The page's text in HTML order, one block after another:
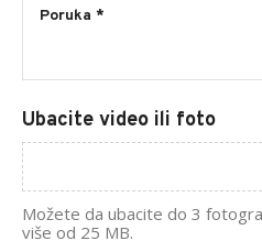
Ubacite video ili foto
Možete da ubacite do 3
više od 25 MB.